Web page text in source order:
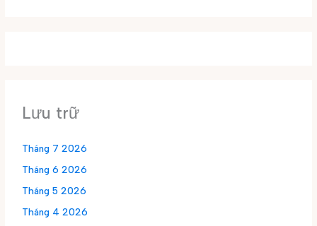
Lưu trữ
Tháng 7 2026
Tháng 6 2026
Tháng 5 2026
Tháng 4 2026